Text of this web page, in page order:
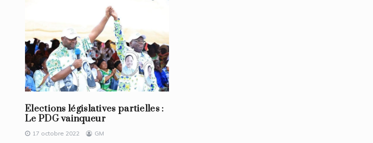
Elections législatives partielles :
Le PDG vainqueur
17 octobre 2022 GM